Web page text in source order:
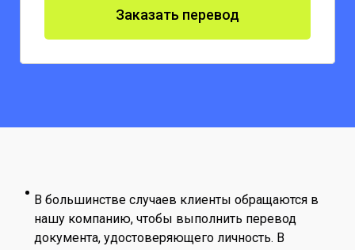
Заказать перевод
В большинстве случаев клиенты обращаются в
нашу компанию, чтобы выполнить перевод
документа, удостоверяющего личность. В